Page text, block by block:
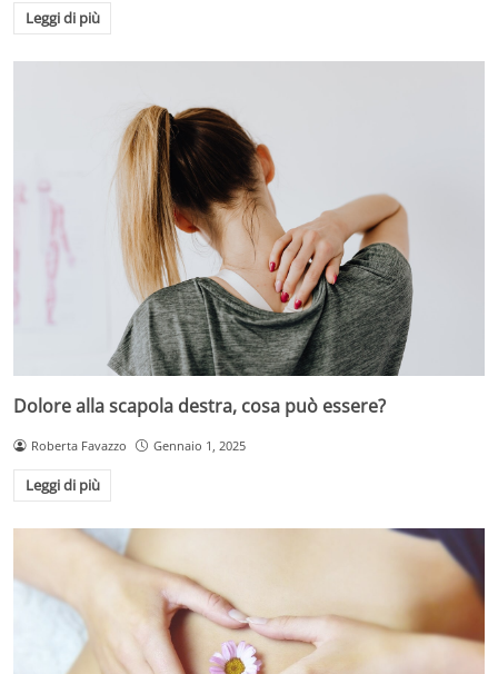
Leggi di più
Dolore alla scapola destra, cosa può essere?
Roberta Favazzo Gennaio 1, 2025
Leggi di più